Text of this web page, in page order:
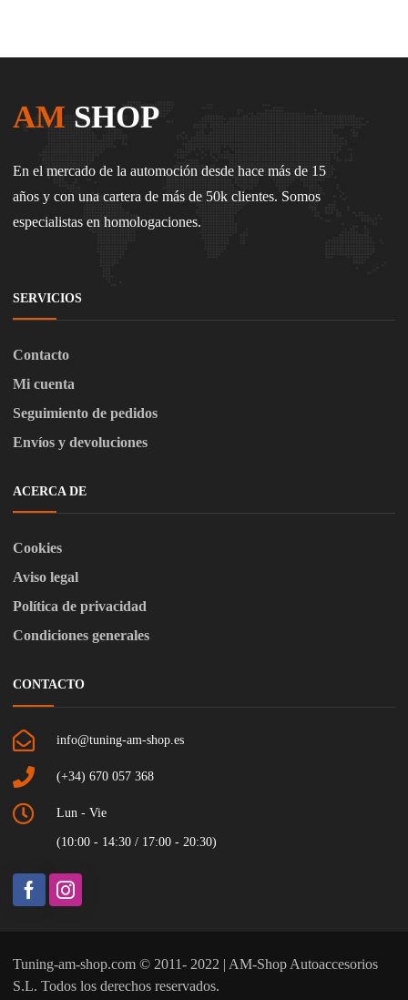
AM SHOP
En el mercado de la automoción desde hace más de 15
años y con una cartera de más de 50k clientes. Somos
especialistas en homologaciones.
SERVICIOS
Contacto
Mi cuenta
Seguimiento de pedidos
Envíos y devoluciones
ACERCA DE
Cookies
Aviso legal
Política de privacidad
Condiciones generales
CONTACTO
info@tuning-am-shop.es
(+34) 670 057 368
Lun - Vie
(10:00 - 14:30 / 17:00 - 20:30)
Tuning-am-shop.com © 2011- 2022 | AM-Shop Autoaccesorios
S.L. Todos los derechos reservados.